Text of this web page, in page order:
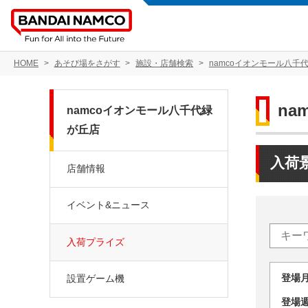
HOME あそび場をさがす 施設・店舗検索 namcoイオンモール八千
入荷
登
登
namcoイオンモール八千代緑
が丘店
店舗情報
イベント&ニュース
入荷プライズ
設置ゲーム機